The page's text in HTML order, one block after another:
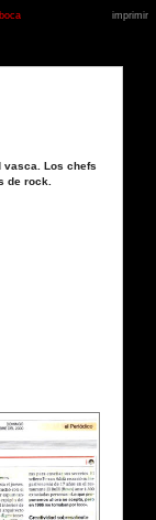
imprimir
vasca. Los chefs
de rock.